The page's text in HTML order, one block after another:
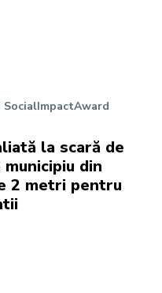
la scară de
din
2 metri pentru